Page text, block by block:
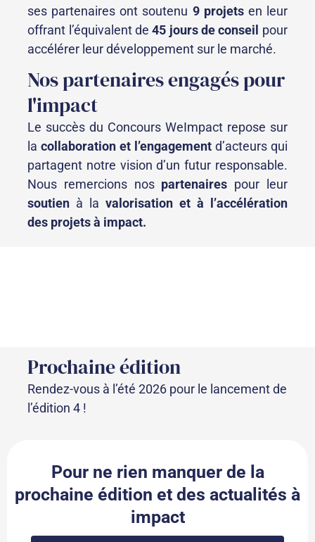
ses partenaires ont soutenu 9 projets en leur
offrant l’équivalent de45 jours de conseil pour
accélérer leur développement sur le marché.
Nos partenaires engagés pour
l'impact
Le succès du Concours WeImpact repose sur
lacollaboration et l’engagementd’acteurs qui
partagent notre vision d’un futur responsable.
Nous remercions nos partenaires pour leur
soutien à la valorisation et à l’accélération
des projets à impact.
Prochaine édition
Rendez-vous à l’été 2026 pour le lancement de
l’édition 4 !
Pour ne rien manquer de la
prochaine édition et des actualités à
impact